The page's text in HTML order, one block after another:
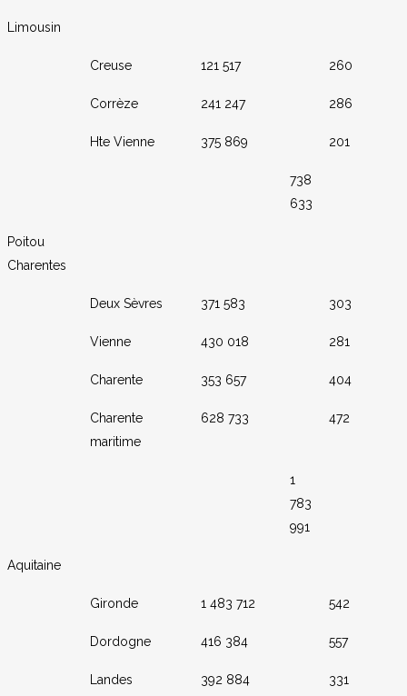
Limousin
Creuse 121 517 260
Corrèze 241 247 286
Hte Vienne 375 869 201
738
633
Poitou
Charentes
Deux Sèvres 371 583 303
Vienne 430 018 281
Charente 353 657 404
Charente
maritime
628 733 472
1
783
991
Aquitaine
Gironde 1 483 712 542
Dordogne 416 384 557
Landes 392 884 331